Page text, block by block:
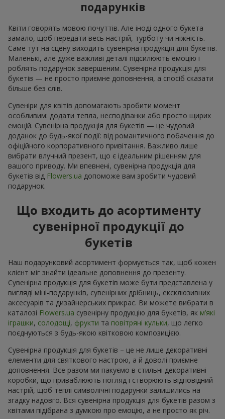
подарунків
Квіти говорять мовою почуттів. Але іноді одного букета
замало, щоб передати весь настрій, турботу чи ніжність.
Саме тут на сцену виходить сувенірна продукція для букетів.
Маленькі, але дуже важливі деталі підсилюють емоцію і
роблять подарунок завершеним. Сувенірна продукція для
букетів — не просто приємне доповнення, а спосіб сказати
більше без слів.
Сувеніри для квітів допомагають зробити момент
особливим: додати тепла, несподіванки або просто щирих
емоцій. Сувенірна продукція для букетів — це чудовий
доданок до будь-якої події: від романтичного побачення до
офіційного корпоративного привітання. Важливо лише
вибрати влучний презент, що є ідеальним рішенням для
вашого приводу. Ми впевнені, сувенірна продукція для
букетів від Flowers.ua допоможе вам зробити чудовий
подарунок.
Що входить до асортименту
сувенірної продукції до
букетів
Наш подарунковий асортимент формується так, щоб кожен
клієнт міг знайти ідеальне доповнення до презенту.
Сувенірна продукція для букетів може бути представлена у
вигляді міні-подарунків, сувенірних дрібниць, ексклюзивних
аксесуарів та дизайнерських прикрас. Ви можете вибрати в
каталозі Flowers.ua cувенірну продукцію для букетів, як м’які
іграшки, солодощі, фрукти та повітряні кульки, що легко
поєднуються з будь-якою квітковою композицією.
Сувенірна продукція для букетів – це не лише декоративні
елементи для святкового настрою, а й доволі приємне
доповнення. Все разом ми пакуємо в стильні декоративні
коробки, що приваблюють погляд і створюють відповідний
настрій, щоб теплі символічні подарунки залишились на
згадку надовго. Вся сувенірна продукція для букетів разом з
квітами підібрана з думкою про емоцію, а не просто як річ.